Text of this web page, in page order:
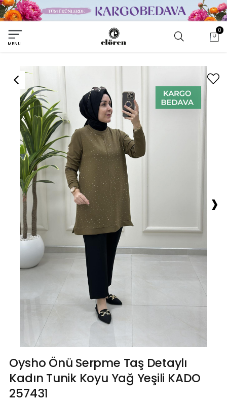
MENU
0
›
Oysho Önü Serpme Taş Detaylı
Kadın Tunik Koyu Yağ Yeşili KADO
257431